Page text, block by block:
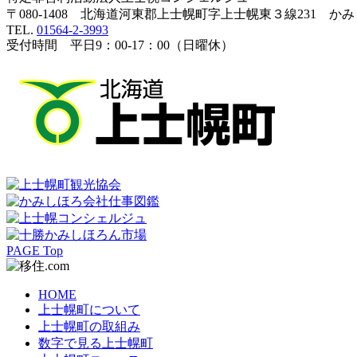
〒080-1408 北海道河東郡上士幌町字上士幌東３線231 かみ
TEL. 01564-2-3993
受付時間 平日9：00-17：00（日曜休）
PAGE Top
HOME
上士幌町について
上士幌町の取組み
数字で見る上士幌町